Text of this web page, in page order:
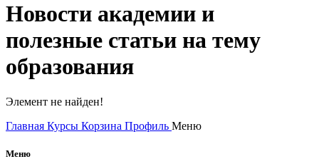
Новости академии и
полезные статьи на тему
образования
Элемент не найден!
Главная Курсы Корзина Профиль Меню
Меню